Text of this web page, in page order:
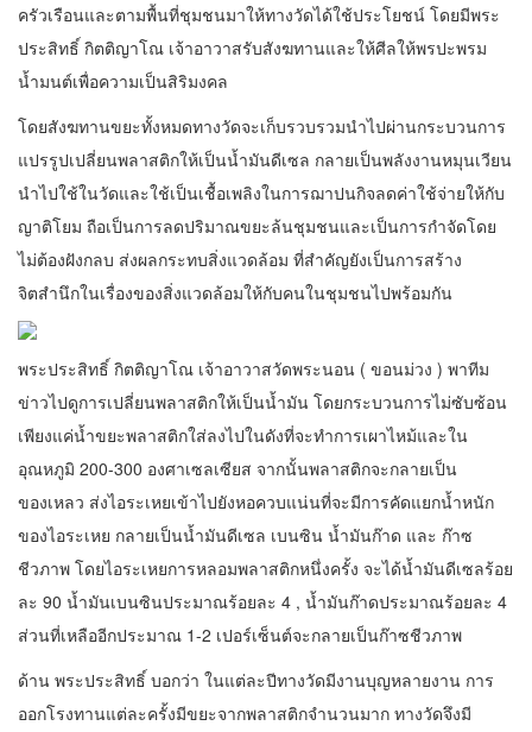
ครัวเรือนและตามพื้นที่ชุมชนมาให้ทางวัดได้ใช้ประโยชน์ โดยมีพระ
ประสิทธิ์ กิตติญาโณ เจ้าอาวาสรับสังฆทานและให้ศีลให้พรปะพรม
น้ำมนต์เพื่อความเป็นสิริมงคล
โดยสังฆทานขยะทั้งหมดทางวัดจะเก็บรวบรวมนำไปผ่านกระบวนการ
แปรรูปเปลี่ยนพลาสติกให้เป็นน้ำมันดีเซล กลายเป็นพลังงานหมุนเวียน
นำไปใช้ในวัดและใช้เป็นเชื้อเพลิงในการฌาปนกิจลดค่าใช้จ่ายให้กับ
ญาติโยม ถือเป็นการลดปริมาณขยะล้นชุมชนและเป็นการกำจัดโดย
ไม่ต้องฝังกลบ ส่งผลกระทบสิ่งแวดล้อม ที่สำคัญยังเป็นการสร้าง
จิตสำนึกในเรื่องของสิ่งแวดล้อมให้กับคนในชุมชนไปพร้อมกัน
พระประสิทธิ์ กิตติญาโณ เจ้าอาวาสวัดพระนอน ( ขอนม่วง ) พาทีม
ข่าวไปดูการเปลี่ยนพลาสติกให้เป็นน้ำมัน โดยกระบวนการไม่ซับซ้อน
เพียงแค่น้ำขยะพลาสติกใส่ลงไปในดังที่จะทำการเผาไหม้และใน
อุณหภูมิ 200-300 องศาเซลเซียส จากนั้นพลาสติกจะกลายเป็น
ของเหลว ส่งไอระเหยเข้าไปยังหอควบแน่นที่จะมีการคัดแยกน้ำหนัก
ของไอระเหย กลายเป็นน้ำมันดีเซล เบนซิน น้ำมันก๊าด และ ก๊าซ
ชีวภาพ โดยไอระเหยการหลอมพลาสติกหนึ่งครั้ง จะได้น้ำมันดีเซลร้อย
ละ 90 น้ำมันเบนซินประมาณร้อยละ 4 , น้ำมันก๊าดประมาณร้อยละ 4
ส่วนที่เหลืออีกประมาณ 1-2 เปอร์เซ็นต์จะกลายเป็นก๊าซชีวภาพ
ด้าน พระประสิทธิ์ บอกว่า ในแต่ละปีทางวัดมีงานบุญหลายงาน การ
ออกโรงทานแต่ละครั้งมีขยะจากพลาสติกจำนวนมาก ทางวัดจึงมี